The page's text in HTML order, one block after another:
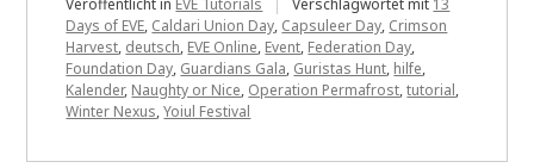
Days of EVE, Caldari Union Day, Capsuleer Day, Crimson
Harvest, deutsch, EVE Online, Event, Federation Day,
Foundation Day, Guardians Gala, Guristas Hunt, hilfe,
Kalender, Naughty or Nice, Operation Permafrost,tutorial,
Winter Nexus,Yoiul Festival